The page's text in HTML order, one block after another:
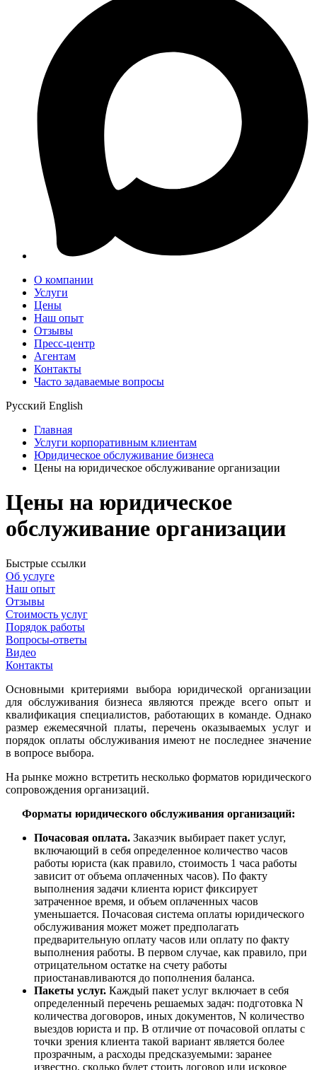
О компании
Услуги
Цены
Наш опыт
Отзывы
Пресс-центр
Агентам
Контакты
Часто задаваемые вопросы
Русский English
Главная
Услуги корпоративным клиентам
Юридическое обслуживание бизнеса
Цены на юридическое обслуживание организации
Цены на юридическое
обслуживание организации
Быстрые ссылки
Об услуге
Наш опыт
Отзывы
Стоимость услуг
Порядок работы
Вопросы-ответы
Видео
Контакты
Основными критериями выбора юридической организации
для обслуживания бизнеса являются прежде всего опыт и
квалификация специалистов, работающих в команде. Однако
размер ежемесячной платы, перечень оказываемых услуг и
порядок оплаты обслуживания имеют не последнее значение
в вопросе выбора.
На рынке можно встретить несколько форматов юридического
сопровождения организаций.
Форматы юридического обслуживания организаций:
Почасовая оплата. Заказчик выбирает пакет услуг,
включающий в себя определенное количество часов
работы юриста (как правило, стоимость 1 часа работы
зависит от объема оплаченных часов). По факту
выполнения задачи клиента юрист фиксирует
затраченное время, и объем оплаченных часов
уменьшается. Почасовая система оплаты юридического
обслуживания может может предполагать
предварительную оплату часов или оплату по факту
выполнения работы. В первом случае, как правило, при
отрицательном остатке на счету работы
приостанавливаются до пополнения баланса.
Пакеты услуг. Каждый пакет услуг включает в себя
определенный перечень решаемых задач: подготовка N
количества договоров, иных документов, N количество
выездов юриста и пр. В отличие от почасовой оплаты с
точки зрения клиента такой вариант является более
прозрачным, а расходы предсказуемыми: заранее
известно, сколько будет стоить договор или исковое